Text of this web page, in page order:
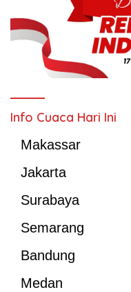
Info Cuaca Hari Ini
Makassar
Jakarta
Surabaya
Semarang
Bandung
Medan